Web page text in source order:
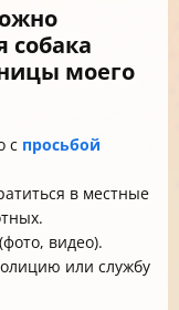
собака
моего
с просьбой
в местные
видео).
или службу